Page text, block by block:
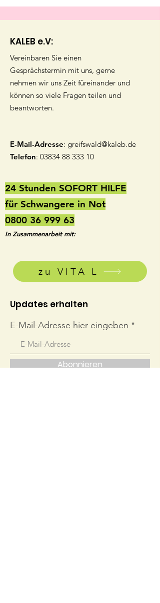
KALEB e.V:
Vereinbaren Sie einen
Gesprächstermin mit uns, gerne
nehmen wir uns Zeit füreinander und
können so viele Fragen teilen und
beantworten.
E-Mail-Adresse: greifswald@kaleb.de
Telefon: 03834 88 333 10
24 Stunden SOFORT HILFE
für Schwangere in Not
0800 36 999 63
In Zusammenarbeit mit:
zu VITA L
Updates erhalten
E-Mail-Adresse hier eingeben
Abonnieren